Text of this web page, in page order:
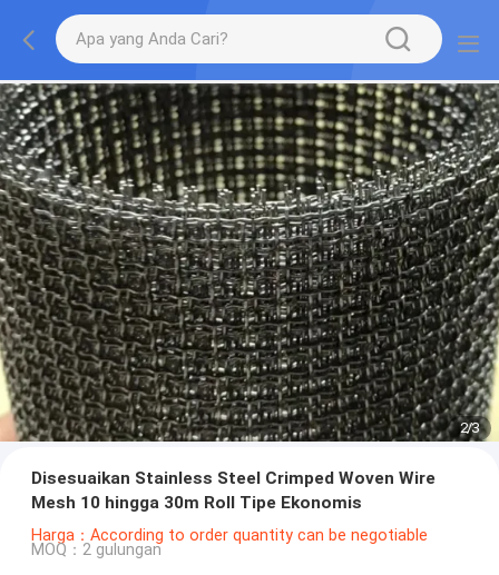
2/3
Disesuaikan Stainless Steel Crimped Woven Wire
Mesh 10 hingga 30m Roll Tipe Ekonomis
Harga：According to order quantity can be negotiable
MOQ：2 gulungan